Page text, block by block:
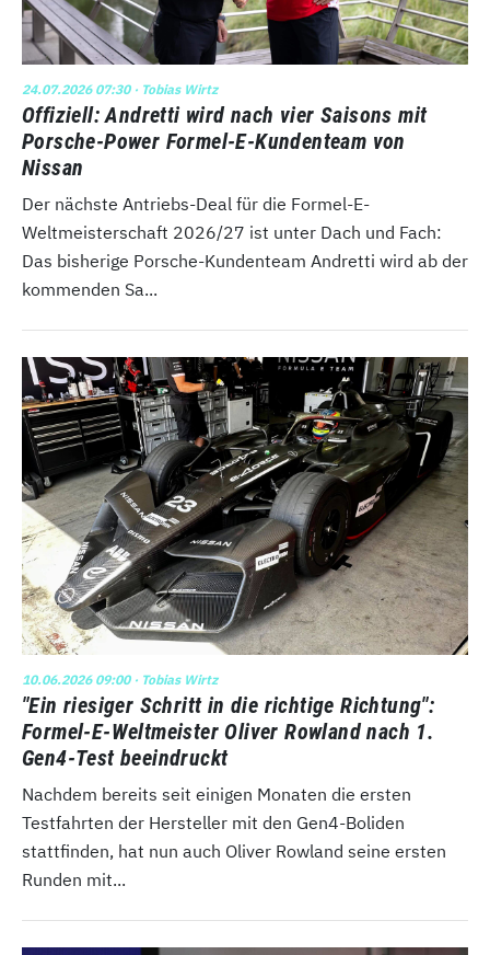
24.07.2026 07:30· Tobias Wirtz
Offiziell: Andretti wird nach vier Saisons mit
Porsche-Power Formel-E-Kundenteam von
Nissan
Der nächste Antriebs-Deal für die Formel-E-
Weltmeisterschaft 2026/27 ist unter Dach und Fach:
Das bisherige Porsche-Kundenteam Andretti wird ab der
kommenden Sa...
10.06.2026 09:00· Tobias Wirtz
"Ein riesiger Schritt in die richtige Richtung":
Formel-E-Weltmeister Oliver Rowland nach 1.
Gen4-Test beeindruckt
Nachdem bereits seit einigen Monaten die ersten
Testfahrten der Hersteller mit den Gen4-Boliden
stattfinden, hat nun auch Oliver Rowland seine ersten
Runden mit...